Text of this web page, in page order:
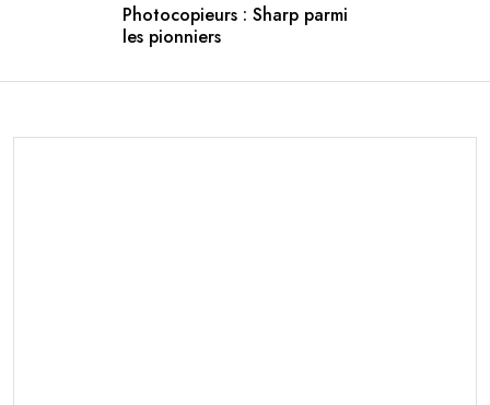
Photocopieurs : Sharp parmi
les pionniers